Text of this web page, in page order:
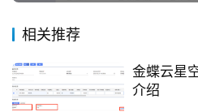
相关推荐
金蝶云星
介绍